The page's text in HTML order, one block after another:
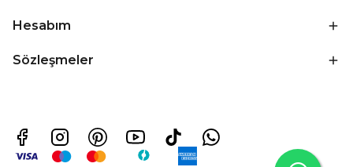
Hesabım
Sözleşmeler